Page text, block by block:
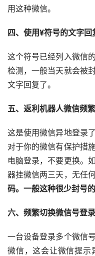
用这种微信。
四、使用¥符号的文字回
这个符号已经列入微信
检测，一般当天就会被
文字回复了。
五、返利机器人微信频
这是使用微信异地登录
对于你的微信有保护措
电脑登录，不要更换。
器挂微信两三天，无任
码。一般这种很少封号的
六、频繁切换微信号登
一台设备登录多个微信
微信，这会让微信提示